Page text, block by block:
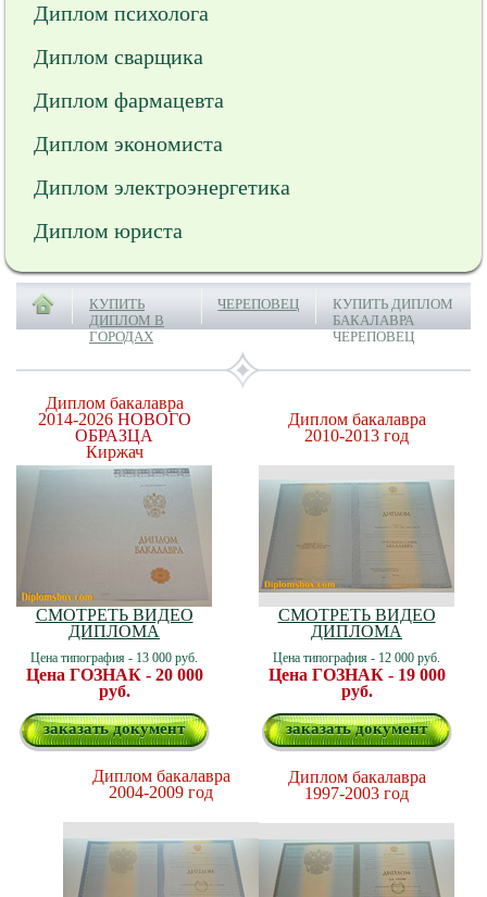
Диплом психолога
Диплом сварщика
Диплом фармацевта
Диплом экономиста
Диплом электроэнергетика
Диплом юриста
КУПИТЬ
ДИПЛОМ В
ГОРОДАХ
ЧЕРЕПОВЕЦ
КУПИТЬ ДИПЛОМ
БАКАЛАВРА
ЧЕРЕПОВЕЦ
Диплом бакалавра
2014-2026 НОВОГО
ОБРАЗЦА
Киржач
СМОТРЕТЬ ВИДЕО
ДИПЛОМА
Цена типография - 13 000 руб.
Цена ГОЗНАК - 20 000
руб.
заказать документ
Диплом бакалавра
2010-2013 год
СМОТРЕТЬ ВИДЕО
ДИПЛОМА
Цена типография - 12 000 руб.
Цена ГОЗНАК - 19 000
руб.
заказать документ
Диплом бакалавра
2004-2009 год
Диплом бакалавра
1997-2003 год